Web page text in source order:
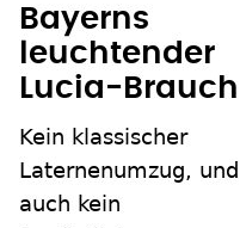
Bayerns
leuchtender
Lucia-Brauch
Kein klassischer
Laternenumzug, und
auch kein